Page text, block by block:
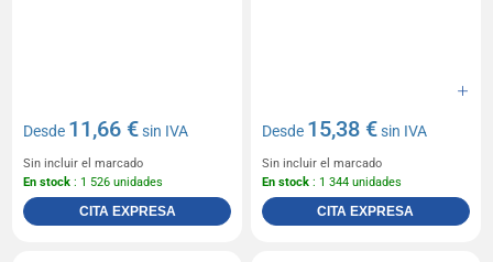
Desde 11,66 €sin IVA
Sin incluir el marcado
En stock : 1 526 unidades
CITA EXPRESA
Desde 15,38 €sin IVA
Sin incluir el marcado
En stock : 1 344 unidades
CITA EXPRESA